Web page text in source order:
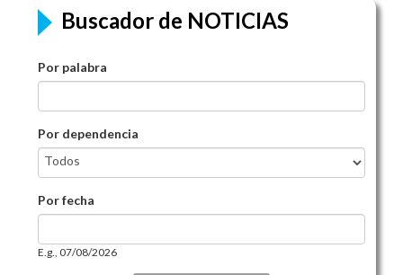
Buscador de NOTICIAS
Por palabra
Por dependencia
Por fecha
E.g., 07/08/2026